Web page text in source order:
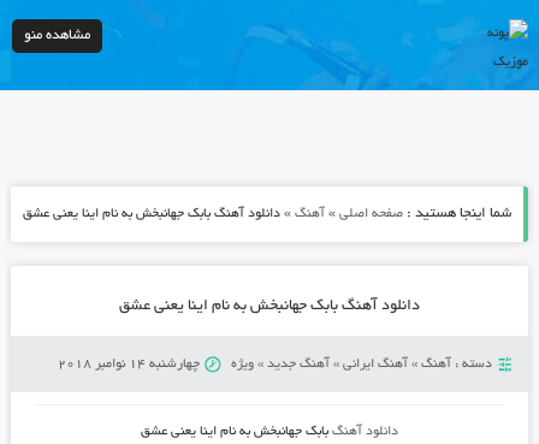
مشاهده منو
شما اینجا هستید : صفحه اصلی» آهنگ» دانلود آهنگ بابک جهانبخش به نام اینا یعنی عشق
دانلود آهنگ بابک جهانبخش به نام اینا یعنی عشق
دسته : آهنگ» آهنگ ایرانی» آهنگ جدید» ویژه چهارشنبه 14 نوامبر 2018
دانلود آهنگبابک جهانبخش به نام اینا یعنی عشق